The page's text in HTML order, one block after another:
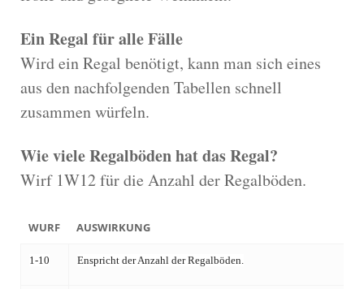
Ein Regal für alle Fälle
Wird ein Regal benötigt, kann man sich eines
aus den nachfolgenden Tabellen schnell
zusammen würfeln.
Wie viele Regalböden hat das Regal?
Wirf 1W12 für die Anzahl der Regalböden.
WURF AUSWIRKUNG
1-10 Enspricht der Anzahl der Regalböden.